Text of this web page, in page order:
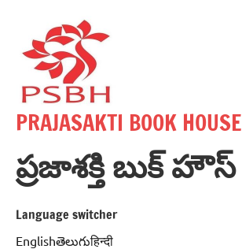
content
PRAJASAKTI BOOK HOUSE
ప్రజాశక్తి బుక్ హౌస్
Language switcher
Englishతెలుగుहिन्दी